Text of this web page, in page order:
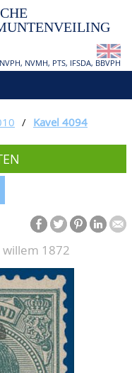
NVMH, PTS, IFSDA, BBVPH
/ Kavel 4094
willem 1872